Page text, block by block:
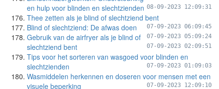
en hulp voor blinden en slechtzienden 08-09-2023 12:09:31
Thee zetten als je blind of slechtziend bent
07-09-2023 06:09:45
Blind of slechtziend: De afwas doen
07-09-2023 05:09:24
Gebruik van de airfryer als je blind of
slechtziend bent
07-09-2023 02:09:51
Tips voor het sorteren van wasgoed voor blinden en
slechtzienden
07-09-2023 01:09:03
Wasmiddelen herkennen en doseren voor mensen met een
visuele beperking
07-09-2023 12:09:10